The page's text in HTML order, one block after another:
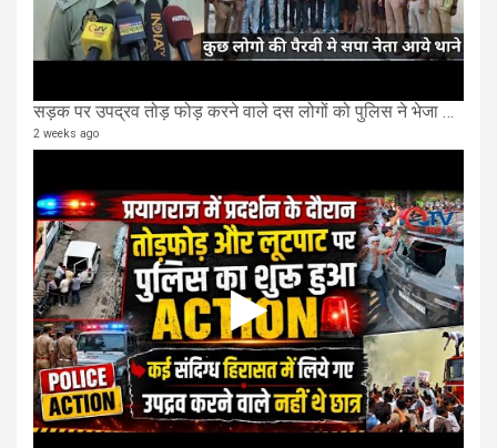
सड़क पर उपद्रव तोड़ फोड़ करने वाले दस लोगों को पुलिस ने भेजा जेल
2 weeks ago